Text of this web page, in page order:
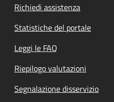
Richiedi assistenza
Statistiche del portale
Leggi le FAQ
Riepilogo valutazioni
Segnalazione disservizio